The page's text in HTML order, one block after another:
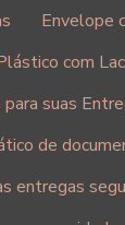
Envelope
com
suas
de
entregas